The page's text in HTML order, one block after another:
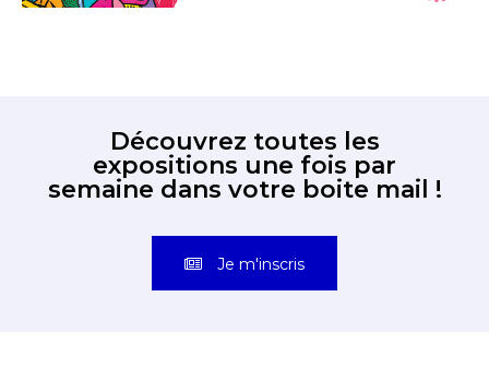
Découvrez toutes les
semaine dans votre boite mail !